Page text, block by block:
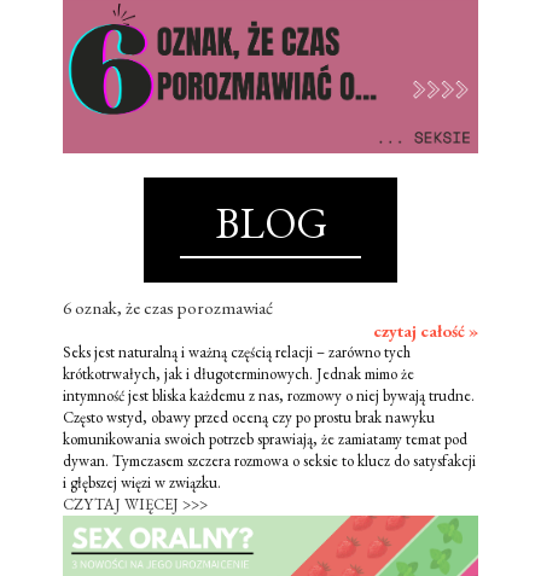
BLOG
6 oznak, że czas porozmawiać
czytaj całość »
Seks jest naturalną i ważną częścią relacji – zarówno tych
krótkotrwałych, jak i długoterminowych. Jednak mimo że
intymność jest bliska każdemu z nas, rozmowy o niej bywają trudne.
Często wstyd, obawy przed oceną czy po prostu brak nawyku
komunikowania swoich potrzeb sprawiają, że zamiatamy temat pod
dywan. Tymczasem szczera rozmowa o seksie to klucz do satysfakcji
i głębszej więzi w związku.
CZYTAJ WIĘCEJ >>>